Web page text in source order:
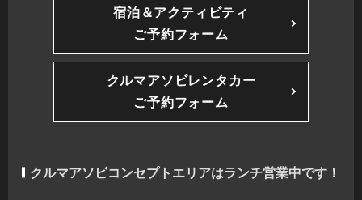
宿泊＆アクティビティ
ご予約フォーム
クルマアソビレンタカー
ご予約フォーム
クルマアソビコンセプトエリアはランチ営業中です！